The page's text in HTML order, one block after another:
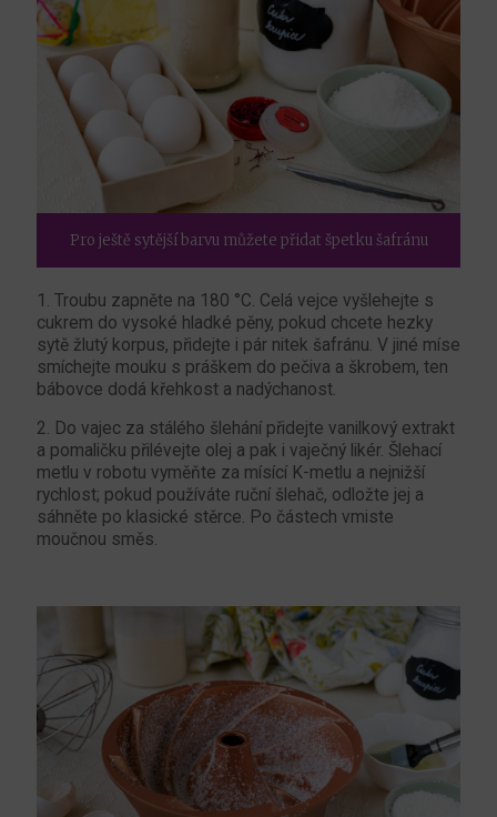
Pro ještě sytější barvu můžete přidat špetku šafránu
1. Troubu zapněte na 180 °C. Celá vejce vyšlehejte s
cukrem do vysoké hladké pěny, pokud chcete hezky
sytě žlutý korpus, přidejte i pár nitek šafránu. V jiné míse
smíchejte mouku s práškem do pečiva a škrobem, ten
bábovce dodá křehkost a nadýchanost.
2. Do vajec za stálého šlehání přidejte vanilkový extrakt
a pomaličku přilévejte olej a pak i vaječný likér. Šlehací
metlu v robotu vyměňte za mísící K-metlu a nejnižší
rychlost; pokud používáte ruční šlehač, odložte jej a
sáhněte po klasické stěrce. Po částech vmiste
moučnou směs.